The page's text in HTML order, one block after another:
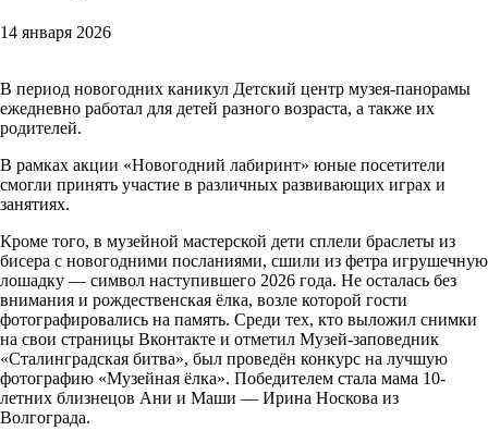
14 января 2026
В период новогодних каникул Детский центр музея-панорамы
ежедневно работал для детей разного возраста, а также их
родителей.
В рамках акции «Новогодний лабиринт» юные посетители
смогли принять участие в различных развивающих играх и
занятиях.
Кроме того, в музейной мастерской дети сплели браслеты из
бисера с новогодними посланиями, сшили из фетра игрушечную
лошадку — символ наступившего 2026 года. Не осталась без
внимания и рождественская ёлка, возле которой гости
фотографировались на память. Среди тех, кто выложил снимки
на свои страницы Вконтакте и отметил Музей-заповедник
«Сталинградская битва», был проведён конкурс на лучшую
фотографию «Музейная ёлка». Победителем стала мама 10-
летних близнецов Ани и Маши — Ирина Носкова из
Волгограда.